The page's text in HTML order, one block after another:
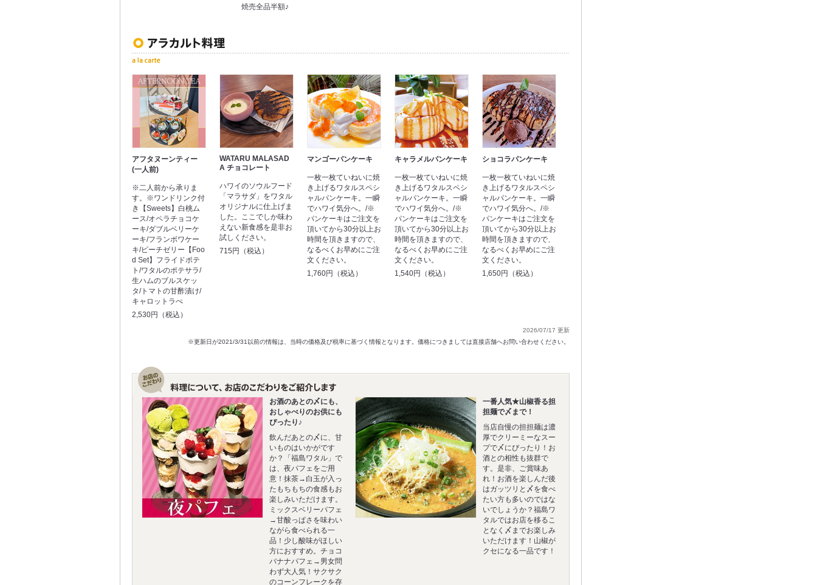
焼売全品半額♪
アフタヌーンティー
(一人前)
※二人前から承りま
す。※ワンドリンク付
き【Sweets】白桃ム
ース/オペラチョコケ
ーキ/ダブルベリーケ
ーキ/フランボワケー
キ/ピーチゼリー【Foo
d Set】フライドポテ
ト/ワタルのポテサラ/
生ハムのブルスケッ
タ/トマトの甘酢漬け/
キャロットラぺ
2,530円（税込）
WATARU MALASAD
A チョコレート
ハワイのソウルフード
「マラサダ」をワタル
オリジナルに仕上げま
した。ここでしか味わ
えない新食感を是非お
試しください。
715円（税込）
マンゴーパンケーキ
一枚一枚ていねいに焼
き上げるワタルスペシ
ャルパンケーキ。一瞬
でハワイ気分へ。/※
パンケーキはご注文を
頂いてから30分以上お
時間を頂きますので、
なるべくお早めにご注
文ください。
1,760円（税込）
キャラメルパンケーキ
一枚一枚ていねいに焼
き上げるワタルスペシ
ャルパンケーキ。一瞬
でハワイ気分へ。/※
パンケーキはご注文を
頂いてから30分以上お
時間を頂きますので、
なるべくお早めにご注
文ください。
1,540円（税込）
ショコラパンケーキ
一枚一枚ていねいに焼
き上げるワタルスペシ
ャルパンケーキ。一瞬
でハワイ気分へ。/※
パンケーキはご注文を
頂いてから30分以上お
時間を頂きますので、
なるべくお早めにご注
文ください。
1,650円（税込）
2026/07/17 更新
※更新日が2021/3/31以前の情報は、当時の価格及び税率に基づく情報となります。価格につきましては直接店舗へお問い合わせください。
お酒のあとの〆にも、
おしゃべりのお供にも
ぴったり♪
飲んだあとの〆に、甘
いものはいかがです
か？「福島ワタル」で
は、夜パフェをご用
意！抹茶→白玉が入っ
たもちもちの食感もお
楽しみいただけます。
ミックスベリーパフェ
→甘酸っぱさを味わい
ながら食べられる一
品！少し酸味がほしい
方におすすめ。チョコ
バナナパフェ→男女問
わず大人気！サクサク
のコーンフレークを存
一番人気★山椒香る担
担麺で〆まで！
当店自慢の担担麺は濃
厚でクリーミーなスー
プで〆にぴったり！お
酒との相性も抜群で
す。是非、ご賞味あ
れ！お酒を楽しんだ後
はガッツリと〆を食べ
たい方も多いのではな
いでしょうか？福島ワ
タルではお店を移るこ
となく〆までお楽しみ
いただけます！山椒が
クセになる一品です！